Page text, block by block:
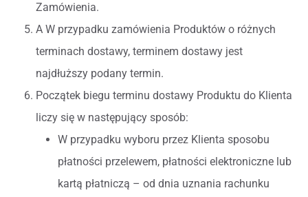
Zamówienia.
A W przypadku zamówienia Produktów o różnych
terminach dostawy, terminem dostawy jest
najdłuższy podany termin.
Początek biegu terminu dostawy Produktu do Klienta
liczy się w następujący sposób:
W przypadku wyboru przez Klienta sposobu
płatności przelewem, płatności elektroniczne lub
kartą płatniczą – od dnia uznania rachunku